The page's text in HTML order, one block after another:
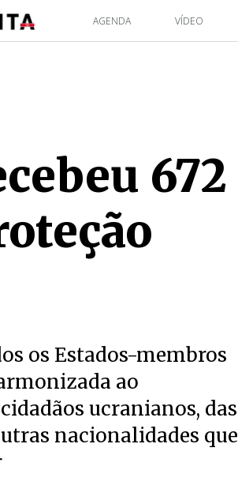
AGENDA VÍDEO
672
os Estados-membros
ao
ucranianos, das
nacionalidades que